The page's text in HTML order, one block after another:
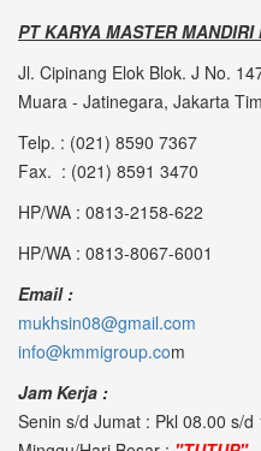
PT KARYA MASTER MANDIRI
Jl. Cipinang Elok Blok. J No.
Muara - Jatinegara, Jakarta
Telp. : (021) 8590 7367
Fax. : (021) 8591 3470
HP/WA : 0813-2158-622
HP/WA : 0813-8067-6001
Email :
mukhsin08@gmail.com
info@kmmigroup.com
Jam Kerja :
Senin s/d Jumat : Pkl 08.00 s/d